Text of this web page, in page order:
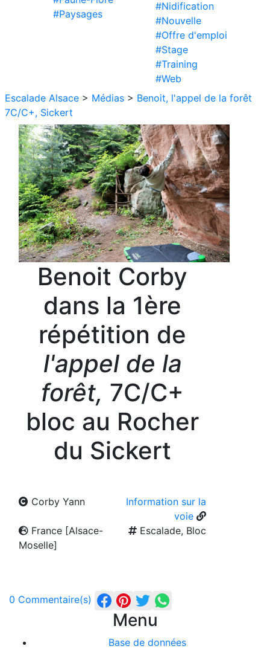
#Paysages
#Nidification
#Nouvelle
#Offre d'emploi
#Stage
#Training
#Web
Escalade Alsace > Médias > Benoit, l'appel de la forêt
7C/C+, Sickert
Benoit Corby
dans la 1ère
répétition de
l'appel de la
forêt, 7C/C+
bloc au Rocher
du Sickert
Corby Yann
Information sur la
voie
France [Alsace-
Moselle]
Escalade, Bloc
0 Commentaire(s)
Menu
Base de données